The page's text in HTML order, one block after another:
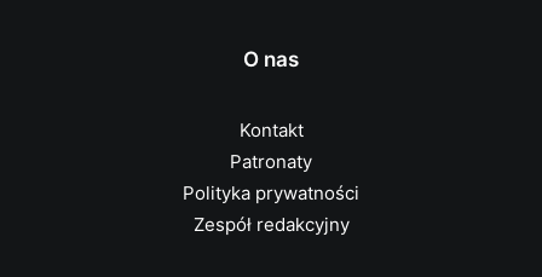
O nas
Kontakt
Patronaty
Polityka prywatności
Zespół redakcyjny